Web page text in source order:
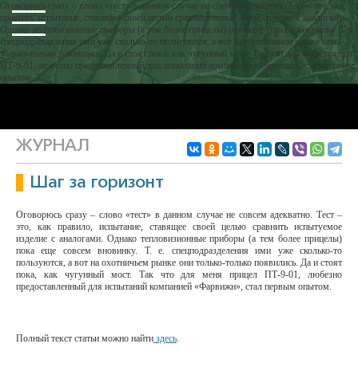
Оговорюсь сразу – слово «тест» в данном случае не совсем адекватно. Тест – это, как
правило, испытание, ставящее своей целью сравнить испытуемое изделие с аналогами.
Однако тепловизионные приборы (а тем более прицелы) пока еще совсем вновинку. Т. е.
спецподразделения ими уже сколько-то пользуются, а вот на охотничьем рынке они
только-только появились. Да и стоят пока, как чугунный мост. Так что для меня прицел
ПТ-9-01, любезно предоставленный для испытаний компанией «Фарвижн», стал первым
опытом. " />
ЖУРНАЛ
Шаг за горизонт
Оговорюсь сразу – слово «тест» в данном случае не совсем адекватно. Тест –
это, как правило, испытание, ставящее своей целью сравнить испытуемое
изделие с аналогами. Однако тепловизионные приборы (а тем более прицелы)
пока еще совсем вновинку. Т. е. спецподразделения ими уже сколько-то
пользуются, а вот на охотничьем рынке они только-только появились. Да и стоят
пока, как чугунный мост. Так что для меня прицел ПТ-9-01, любезно
предоставленный для испытаний компанией «Фарвижн», стал первым опытом.
Полный текст статьи можно найти здесь.